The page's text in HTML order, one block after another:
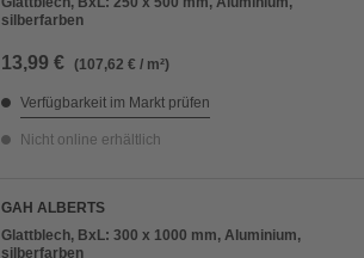
silberfarben
13,99 € (107,62 € / m²)
Verfügbarkeit im Markt prüfen
Nicht online erhältlich
GAH ALBERTS
Glattblech, BxL: 300 x 1000 mm, Aluminium,
silberfarben